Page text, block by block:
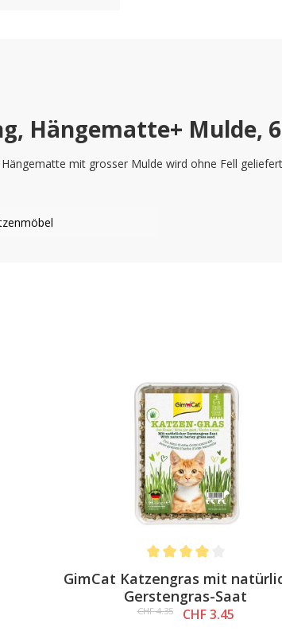
Hängematte+ Mulde,
mit grosser Mulde wird ohne Fell
Average rating of 4 out of
GimCat Katzengras mit
Gerstengras-Saat
CHF 4.35 CHF 3.45